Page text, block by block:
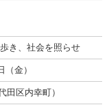
き、社会を照らせ
金）
田区内幸町）